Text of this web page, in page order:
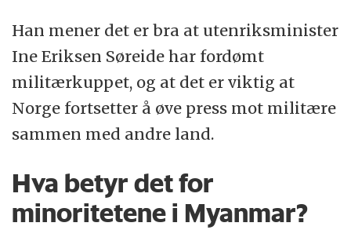
Han mener det er bra at utenriksminister
Ine Eriksen Søreide har fordømt
militærkuppet, og at det er viktig at
Norge fortsetter å øve press mot militære
sammen med andre land.
Hva betyr det for
minoritetene i Myanmar?